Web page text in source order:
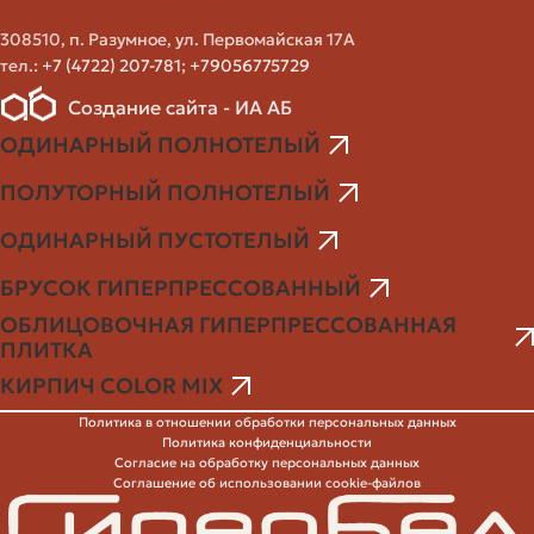
образцов, доставка по городу, но отсутствие
возможности потрогать материал прежде чем купить.
Если нужен специфичный оттенок или крупный объём,
разумнее обращаться к производителю или дилеру. В
мелких проектах удобно работать через склады или
гипермаркеты: там чаще есть остатки и небольшие
Проверка продавца и образцов
Не покупайте партию кирпича, не посмотрев минимум
три образца. Оценивайте:
Ровность лицевой поверхности и соответствие цвета
Отсутствие сколов и трещин.
Однородность партия к партии — попросите
несколько образцов из разных мест поддона.
308510, п. Разумное, ул. Первомайская 17А
тел.: +7 (4722) 207-781; +79056775729
Создание сайта - ИА АБ
ОДИНАРНЫЙ ПОЛНОТЕЛЫЙ
ПОЛУТОРНЫЙ ПОЛНОТЕЛЫЙ
ОДИНАРНЫЙ ПУСТОТЕЛЫЙ
БРУСОК ГИПЕРПРЕССОВАННЫЙ
ОБЛИЦОВОЧНАЯ ГИПЕРПРЕССОВАННАЯ
ПЛИТКА
КИРПИЧ COLOR MIX
Политика в отношении обработки персональных данных
Политика конфиденциальности
Согласие на обработку персональных данных
Соглашение об использовании cookie-файлов